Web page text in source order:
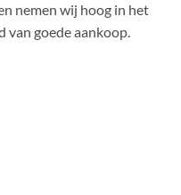
nemen wij hoog in het
van goede aankoop.